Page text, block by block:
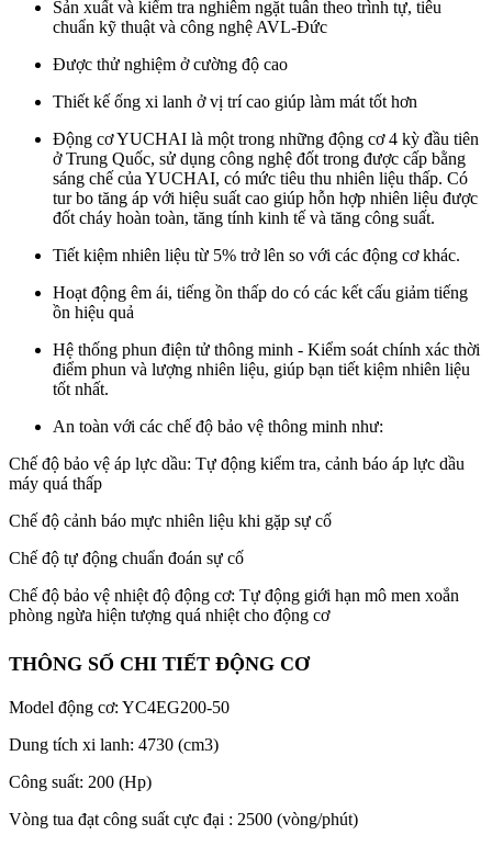
Sản xuất và kiểm tra nghiêm ngặt tuân theo trình tự, tiêu
chuẩn kỹ thuật và công nghệ AVL-Đức
Được thử nghiệm ở cường độ cao
Thiết kế ống xi lanh ở vị trí cao giúp làm mát tốt hơn
Động cơ YUCHAI là một trong những động cơ 4 kỳ đầu tiên
ở Trung Quốc, sử dụng công nghệ đốt trong được cấp bằng
sáng chế của YUCHAI, có mức tiêu thu nhiên liệu thấp. Có
tur bo tăng áp với hiệu suất cao giúp hỗn hợp nhiên liệu được
đốt cháy hoàn toàn, tăng tính kinh tế và tăng công suất.
Tiết kiệm nhiên liệu từ 5% trở lên so với các động cơ khác.
Hoạt động êm ái, tiếng ồn thấp do có các kết cấu giảm tiếng
ồn hiệu quả
Hệ thống phun điện tử thông minh - Kiểm soát chính xác thời
điểm phun và lượng nhiên liệu, giúp bạn tiết kiệm nhiên liệu
tốt nhất.
An toàn với các chế độ bảo vệ thông minh như:
Chế độ bảo vệ áp lực dầu: Tự động kiểm tra, cảnh báo áp lực dầu
máy quá thấp
Chế độ cảnh báo mực nhiên liệu khi gặp sự cố
Chế độ tự động chuẩn đoán sự cố
Chế độ bảo vệ nhiệt độ động cơ: Tự động giới hạn mô men xoắn
phòng ngừa hiện tượng quá nhiệt cho động cơ
THÔNG SỐ CHI TIẾT ĐỘNG CƠ
Model động cơ: YC4EG200-50
Dung tích xi lanh: 4730 (cm3)
Công suất: 200 (Hp)
Vòng tua đạt công suất cực đại : 2500 (vòng/phút)